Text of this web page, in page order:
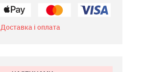
Доставка і оплата